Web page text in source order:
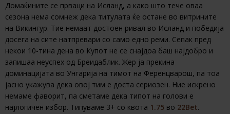
Домаќините се прваци на Исланд, а како што тече оваа
сезона нема сомнеж дека титулата ќе остане во витрините
на Викингур. Тие немаат достоен ривал во Исланд и победија
досега на сите натпревари со само едно реми. Сепак пред
некои 10-тина дена во Купот не се снајдоа баш најдобро и
запишаа неуспех од Бреидаблик. Жер ја прекина
доминацијата во Унгарија на тимот на Ференцварош, па тоа
јасно укажува дека овој тим е доста сериозен. Ние искрено
немаме фаворит, па сметаме дека типот на голови е
најлогичен избор. Типуваме 3+ со квота 1.75 во 22Bet.